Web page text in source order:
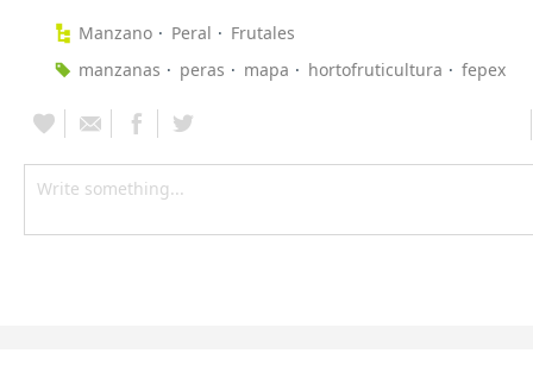
Manzano Peral
Frutales
manzanas
peras mapa hortofruticultura fepex